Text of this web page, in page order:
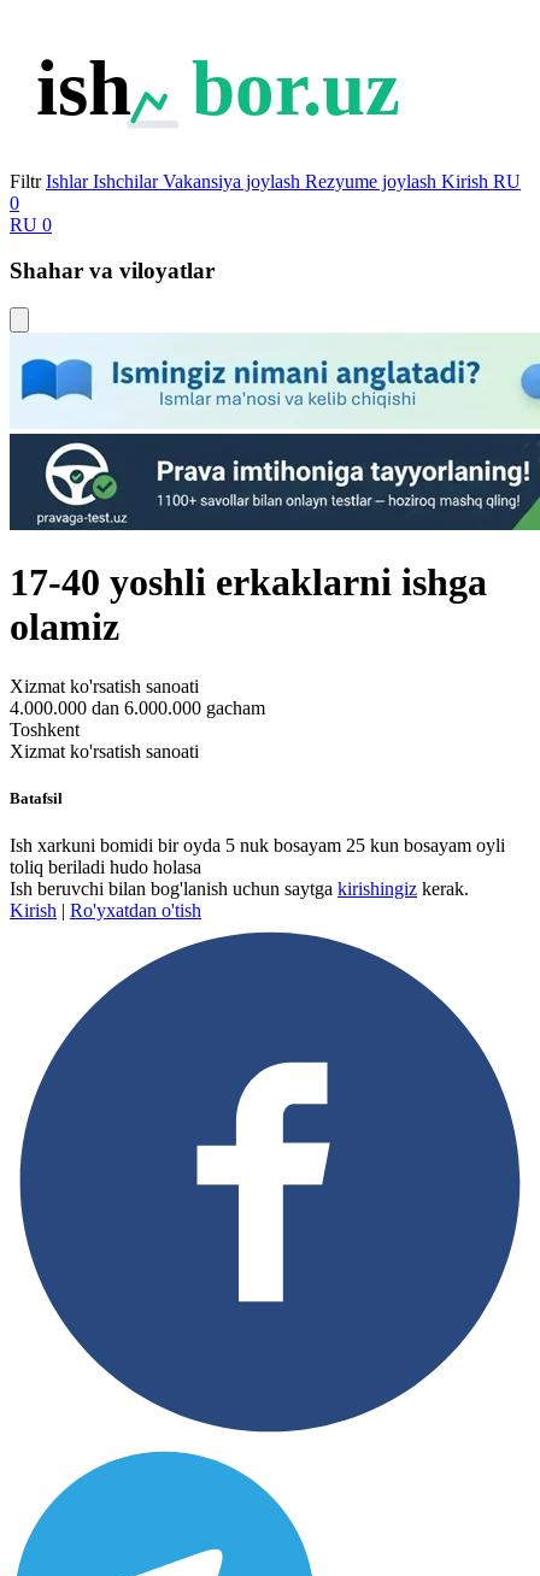
ish bor.uz
Filtr Ishlar Ishchilar Vakansiya joylash Rezyume joylash Kirish RU
0
RU 0
Shahar va viloyatlar
17-40 yoshli erkaklarni ishga
olamiz
Xizmat ko'rsatish sanoati
4.000.000 dan 6.000.000 gacham
Toshkent
Xizmat ko'rsatish sanoati
Batafsil
Ish xarkuni bomidi bir oyda 5 nuk bosayam 25 kun bosayam oyli
toliq beriladi hudo holasa
Ish beruvchi bilan bog'lanish uchun saytga kirishingiz kerak.
Kirish | Ro'yxatdan o'tish